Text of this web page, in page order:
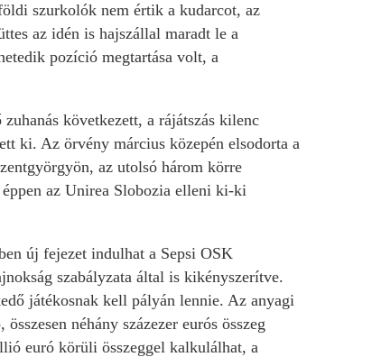
szurkolók nem értik a kudarcot, az
az idén is hajszállal maradt le a
pozíció megtartása volt, a
következett, a rájátszás kilenc
ki. Az örvény március közepén elsodorta a
az utolsó három körre
az Unirea Slobozia elleni ki-ki
új fejezet indulhat a Sepsi OSK
szabályzata által is kikényszerítve.
játékosnak kell pályán lennie. Az anyagi
néhány százezer eurós összeg
euró körüli összeggel kalkulálhat, a